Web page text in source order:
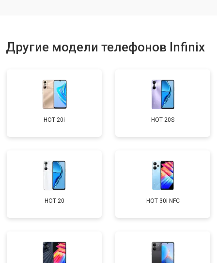
Другие модели телефонов Infinix
HOT 20i HOT 20S
HOT 20 HOT 30i NFC